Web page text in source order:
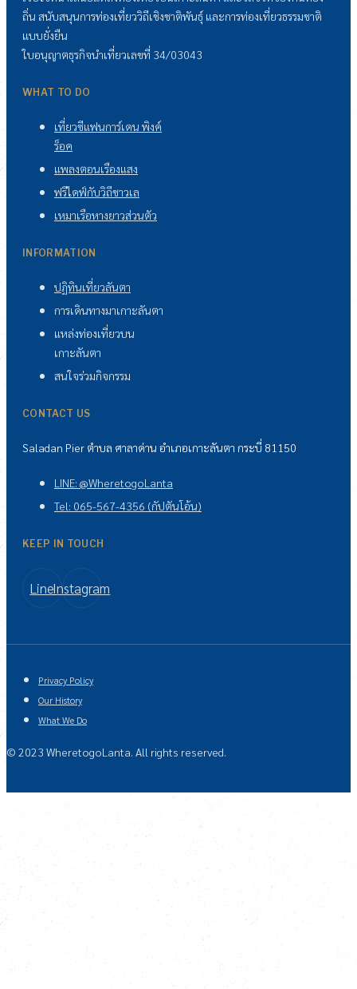
ถิ่น สนับสนุนการท่องเที่ยววิถีเชิงชาติพันธุ์ และการท่องเที่ยวธรรมชาติ
แบบยั่งยืน
ใบอนุญาตธุรกิจนำเที่ยวเลขที่ 34/03043
WHAT TO DO
เที่ยวซีแฟนการ์เดน พิงค์
ร็อค
แพลงตอนเรืองแสง
ฟรีไดฟ์กับวิถีชาวเล
เหมาเรือหางยาวส่วนตัว
INFORMATION
ปฏิทินเที่ยวลันตา
การเดินทางมาเกาะลันตา
แหล่งท่องเที่ยวบน
เกาะลันตา
สนใจร่วมกิจกรรม
CONTACT US
Saladan Pier ตำบล ศาลาด่าน อำเภอเกาะลันตา กระบี่ 81150
LINE: @WheretogoLanta
Tel: 065-567-4356 (กัปตันโอ้น)
KEEP IN TOUCH
LineInstagram
Privacy Policy
Our History
What We Do
© 2023 WheretogoLanta. All rights reserved.